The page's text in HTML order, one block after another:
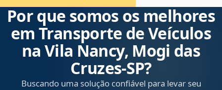
Por que somos os melhores
em Transporte de Veículos
na Vila Nancy, Mogi das
Cruzes‑SP?
Buscando uma solução confiável para levar seu